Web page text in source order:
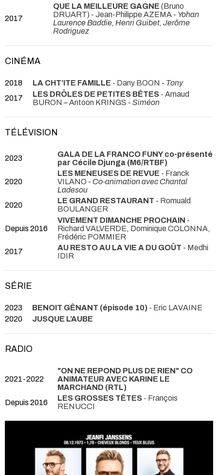
2017
QUE LA MEILLEURE GAGNE (Bruno
DRUART) - Jean-Philippe AZEMA - Yohan
Laurence Baddie, Henri Guibet, Jerôme
Rodriguez
CINÉMA
2018 LA CHT’ITE FAMILLE - Dany BOON - Tony
2017
LES DRÔLES DE PETITES BÊTES - Arnaud
BURON – Antoon KRINGS - Siméon
TÉLÉVISION
2023
GALA DE LA FRANCO FUNY co-présenté
par Cécile Djunga (M6/RTBF)
2020
LES MENEUSES DE REVUE - Franck
VILANO - Co-animation avec Chantal
Ladesou
2020
LE GRAND RESTAURANT - Romuald
BOULANGER
Depuis 2016
VIVEMENT DIMANCHE PROCHAIN -
Richard VALVERDE, Dominique COLONNA,
Frédéric POMMIER
2017
AU RESTO AU LA VIE A DU GOÛT - Medhi
IDIR
SÉRIE
2023 BENOIT GÊNANT (épisode 10) - Eric LAVAINE
2020
JUSQUE L’AUBE
RADIO
2021-2022
"ON NE REPOND PLUS DE RIEN" CO
ANIMATEUR AVEC KARINE LE
MARCHAND (RTL)
Depuis 2016
LES GROSSES TÊTES - François
RENUCCI